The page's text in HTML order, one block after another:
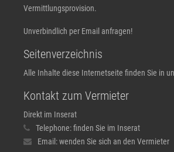
Vermittlungsprovision.
Unverbindlich per Email anfragen!
Seitenverzeichnis
Alle Inhalte diese Internetseite finden Sie in
Kontakt zum Vermieter
Direkt im Inserat
Telephone:finden Sie im Inserat
Email:wenden Sie sich an den Vermieter